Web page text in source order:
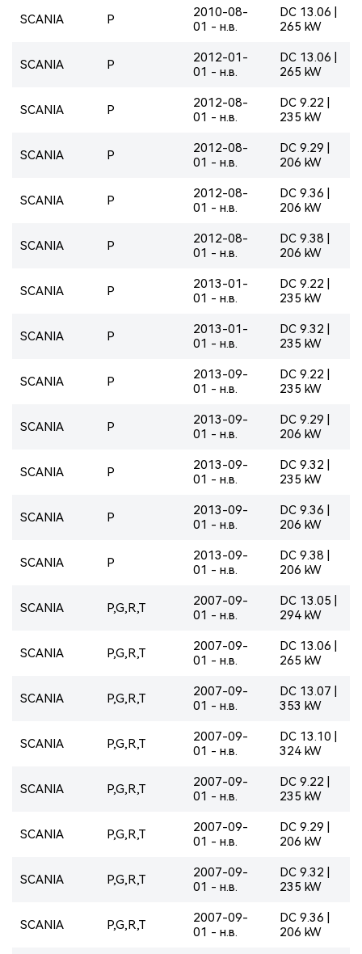
SCANIA P
2010-08-
01 - н.в.
DC 13.06 |
265 kW
SCANIA P
2012-01-
01 - н.в.
DC 13.06 |
265 kW
SCANIA P
2012-08-
01 - н.в.
DC 9.22 |
235 kW
SCANIA P
2012-08-
01 - н.в.
DC 9.29 |
206 kW
SCANIA P
2012-08-
01 - н.в.
DC 9.36 |
206 kW
SCANIA P
2012-08-
01 - н.в.
DC 9.38 |
206 kW
SCANIA P
2013-01-
01 - н.в.
DC 9.22 |
235 kW
SCANIA P
2013-01-
01 - н.в.
DC 9.32 |
235 kW
SCANIA P
2013-09-
01 - н.в.
DC 9.22 |
235 kW
SCANIA P
2013-09-
01 - н.в.
DC 9.29 |
206 kW
SCANIA P
2013-09-
01 - н.в.
DC 9.32 |
235 kW
SCANIA P
2013-09-
01 - н.в.
DC 9.36 |
206 kW
SCANIA P
2013-09-
01 - н.в.
DC 9.38 |
206 kW
SCANIA P,G,R,T
2007-09-
01 - н.в.
DC 13.05 |
294 kW
SCANIA P,G,R,T
2007-09-
01 - н.в.
DC 13.06 |
265 kW
SCANIA P,G,R,T
2007-09-
01 - н.в.
DC 13.07 |
353 kW
SCANIA P,G,R,T
2007-09-
01 - н.в.
DC 13.10 |
324 kW
SCANIA P,G,R,T
2007-09-
01 - н.в.
DC 9.22 |
235 kW
SCANIA P,G,R,T
2007-09-
01 - н.в.
DC 9.29 |
206 kW
SCANIA P,G,R,T
2007-09-
01 - н.в.
DC 9.32 |
235 kW
SCANIA P,G,R,T
2007-09-
01 - н.в.
DC 9.36 |
206 kW